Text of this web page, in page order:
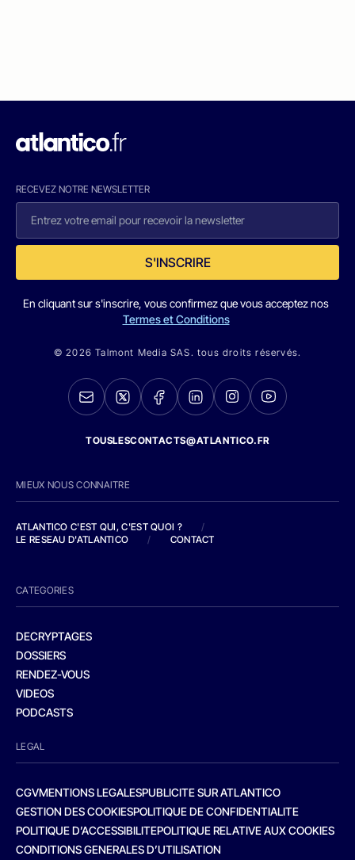
RECEVEZ NOTRE NEWSLETTER
S'INSCRIRE
En cliquant sur s'inscrire, vous confirmez que vous acceptez nos
Termes et Conditions
© 2026 Talmont Media SAS. tous droits réservés.
TOUSLESCONTACTS@ATLANTICO.FR
MIEUX NOUS CONNAITRE
ATLANTICO C'EST QUI, C'EST QUOI ?
/
LE RESEAU D'ATLANTICO
/ CONTACT
CATEGORIES
DECRYPTAGES
DOSSIERS
RENDEZ-VOUS
VIDEOS
PODCASTS
LEGAL
CGVMENTIONS LEGALESPUBLICITE SUR ATLANTICO
GESTION DES COOKIESPOLITIQUE DE CONFIDENTIALITE
POLITIQUE D’ACCESSIBILITEPOLITIQUE RELATIVE AUX COOKIES
CONDITIONS GENERALES D’UTILISATION